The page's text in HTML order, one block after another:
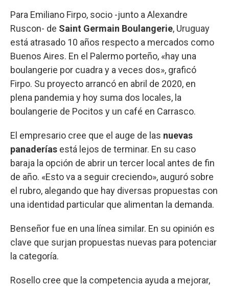
Para Emiliano Firpo, socio -junto a Alexandre
Ruscon- de Saint Germain Boulangerie, Uruguay
está atrasado 10 años respecto a mercados como
Buenos Aires. En el Palermo porteño, «hay una
boulangerie por cuadra y a veces dos», graficó
Firpo. Su proyecto arrancó en abril de 2020, en
plena pandemia y hoy suma dos locales, la
boulangerie de Pocitos y un café en Carrasco.
El empresario cree que el auge de las nuevas
panaderías está lejos de terminar. En su caso
baraja la opción de abrir un tercer local antes de fin
de año. «Esto va a seguir creciendo», auguró sobre
el rubro, alegando que hay diversas propuestas con
una identidad particular que alimentan la demanda.
Benseñor fue en una línea similar. En su opinión es
clave que surjan propuestas nuevas para potenciar
la categoría.
Rosello cree que la competencia ayuda a mejorar,